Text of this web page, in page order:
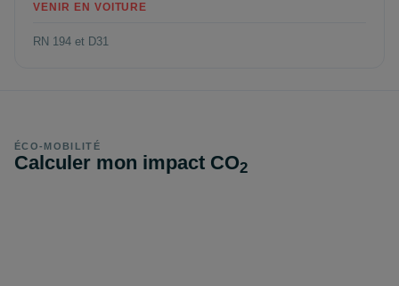
VENIR EN VOITURE
RN 194 et D31
ÉCO-MOBILITÉ
Calculer mon impact CO2